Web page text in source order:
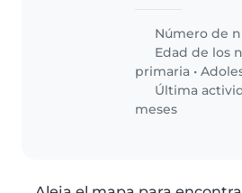
Número de
Edad de los
primaria •
Última
meses